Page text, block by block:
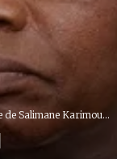
de Salimane Karimou...